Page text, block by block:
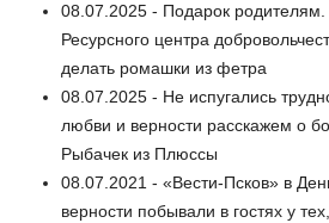
08.07.2025 - Подарок
Ресурсного центра
делать ромашки из фетра
08.07.2025 - Не испугались
любви и верности расскажем о
Рыбачек из Плюссы
08.07.2021 - «Вести-Псков» в
верности побывали в гостях у